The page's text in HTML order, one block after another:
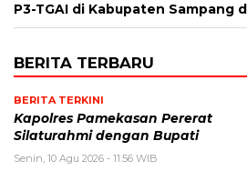
P3-TGAI di Kabupaten Sampang
BERITA TERBARU
BERITA TERKINI
Kapolres Pamekasan Pererat
Silaturahmi dengan Bupati
Senin, 10 Agu 2026 - 11:56 WIB